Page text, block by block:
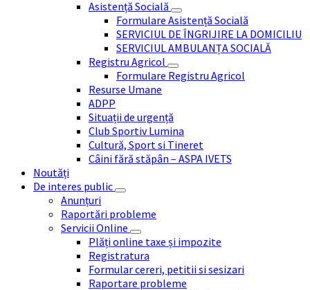
Asistență Socială
Formulare Asistență Socială
SERVICIUL DE ÎNGRIJIRE LA DOMICILIU
SERVICIUL AMBULANȚA SOCIALĂ
Registru Agricol
Formulare Registru Agricol
Resurse Umane
ADPP
Situații de urgență
Club Sportiv Lumina
Cultură, Sport si Tineret
Câini fără stăpân – ASPA IVETS
Noutăți
De interes public
Anunțuri
Raportări probleme
Servicii Online
Plăți online taxe și impozite
Registratura
Formular cereri, petitii si sesizari
Raportare probleme